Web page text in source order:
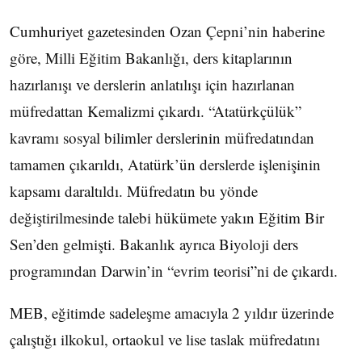
Cumhuriyet gazetesinden Ozan Çepni’nin haberine
göre, Milli Eğitim Bakanlığı, ders kitaplarının
hazırlanışı ve derslerin anlatılışı için hazırlanan
müfredattan Kemalizmi çıkardı. “Atatürkçülük”
kavramı sosyal bilimler derslerinin müfredatından
tamamen çıkarıldı, Atatürk’ün derslerde işlenişinin
kapsamı daraltıldı. Müfredatın bu yönde
değiştirilmesinde talebi hükümete yakın Eğitim Bir
Sen’den gelmişti. Bakanlık ayrıca Biyoloji ders
programından Darwin’in “evrim teorisi”ni de çıkardı.
MEB, eğitimde sadeleşme amacıyla 2 yıldır üzerinde
çalıştığı ilkokul, ortaokul ve lise taslak müfredatını